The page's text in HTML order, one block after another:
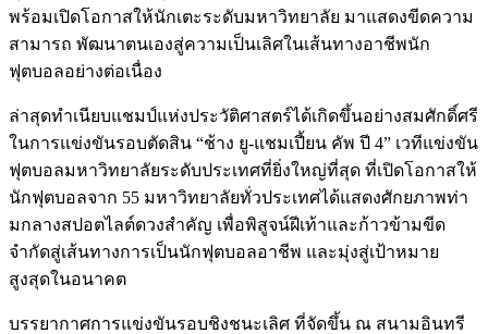
พร้อมเปิดโอกาสให้นักเตะระดับมหาวิทยาลัย มาแสดงขีดความ
สามารถ พัฒนาตนเองสู่ความเป็นเลิศในเส้นทางอาชีพนัก
ฟุตบอลอย่างต่อเนื่อง
ล่าสุดทำเนียบแชมป์แห่งประวัติศาสตร์ได้เกิดขึ้นอย่างสมศักดิ์ศรี
ในการแข่งขันรอบตัดสิน “ช้าง ยู-แชมเปี้ยน คัพ ปี 4” เวทีแข่งขัน
ฟุตบอลมหาวิทยาลัยระดับประเทศที่ยิ่งใหญ่ที่สุด ที่เปิดโอกาสให้
นักฟุตบอลจาก 55 มหาวิทยาลัยทั่วประเทศได้แสดงศักยภาพท่า
มกลางสปอตไลต์ดวงสำคัญ เพื่อพิสูจน์ฝีเท้าและก้าวข้ามขีด
จำกัดสู่เส้นทางการเป็นนักฟุตบอลอาชีพ และมุ่งสู่เป้าหมาย
สูงสุดในอนาคต
บรรยากาศการแข่งขันรอบชิงชนะเลิศ ที่จัดขึ้น ณ สนามอินทรี